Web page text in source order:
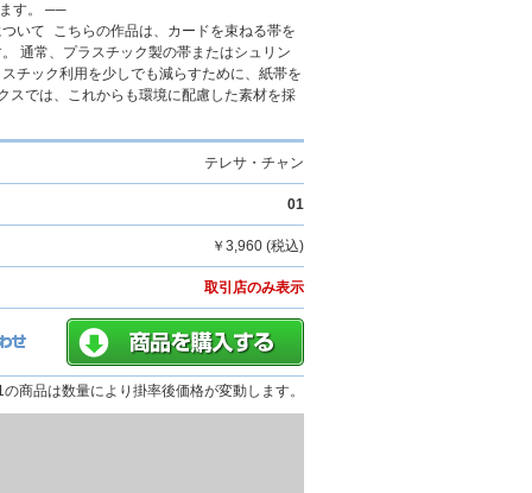
す。 ──
いて こちらの作品は、カードを束ねる帯を
通常、プラスチック製の帯またはシュリン
チック利用を少しでも減らすために、紙帯を
スでは、これからも環境に配慮した素材を採
テレサ・チャン
01
￥3,960 (税込)
取引店のみ表示
商品は数量により掛率後価格が変動します。